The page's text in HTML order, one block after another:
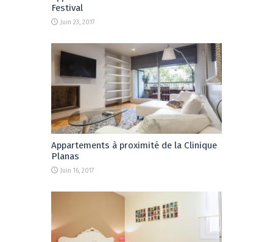
Festival
Juin 23, 2017
Appartements à proximité de la Clinique
Planas
Juin 16, 2017